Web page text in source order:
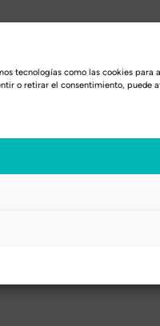
tecnologías como las cookies
o retirar el consentimiento,